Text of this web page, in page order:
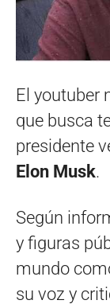
El youtuber
que busca
presidente
Elon Musk.
Según
y figuras
mundo
su voz y